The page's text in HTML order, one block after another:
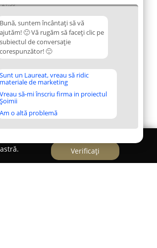
21:50
Bună, suntem încântați să vă
ajutăm! 🙂 Vă rugăm să faceți clic pe
subiectul de conversație
corespunzător! 🙂
Sunt un Laureat, vreau să ridic
materiale de marketing
Vreau să-mi înscriu firma in proiectul
Șoimii
Am o altă problemă
Verificați